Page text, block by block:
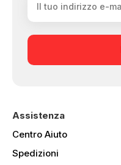
Assistenza
Centro Aiuto
Spedizioni